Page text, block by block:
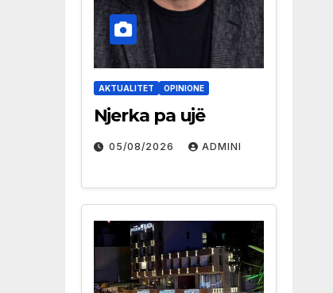
AKTUALITET OPINIONE
Njerka pa ujë
05/08/2026 ADMINI